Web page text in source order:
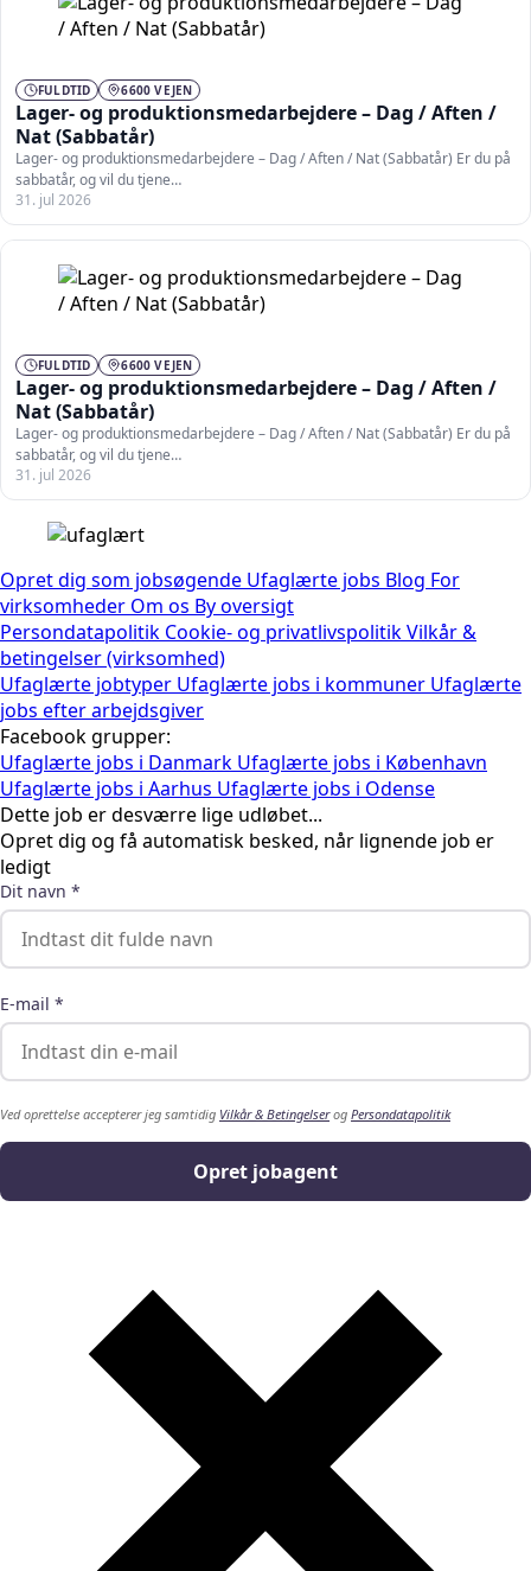
FULDTID 6600 VEJEN
Lager- og produktionsmedarbejdere – Dag / Aften /
Nat (Sabbatår)
Lager- og produktionsmedarbejdere – Dag / Aften / Nat (Sabbatår) Er du på
sabbatår, og vil du tjene…
31. jul 2026
FULDTID 6600 VEJEN
Lager- og produktionsmedarbejdere – Dag / Aften /
Nat (Sabbatår)
Lager- og produktionsmedarbejdere – Dag / Aften / Nat (Sabbatår) Er du på
sabbatår, og vil du tjene…
31. jul 2026
Opret dig som jobsøgende Ufaglærte jobs Blog For
virksomheder Om os By oversigt
Persondatapolitik Cookie- og privatlivspolitikVilkår &
betingelser (virksomhed)
Ufaglærte jobtyper Ufaglærte jobs i kommuner Ufaglærte
jobs efter arbejdsgiver
Facebook grupper:
Ufaglærte jobs i Danmark Ufaglærte jobs i København
Ufaglærte jobs i Aarhus Ufaglærte jobs i Odense
Dette job er desværre lige udløbet...
Opret dig og få automatisk besked, når lignende job er
ledigt
Dit navn *
E-mail *
Ved oprettelse accepterer jeg samtidig Vilkår & Betingelserog Persondatapolitik
Opret jobagent